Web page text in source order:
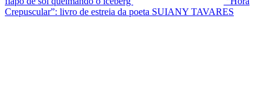
Crepuscular”: livro de estreia da poeta SUIANY TAVARES